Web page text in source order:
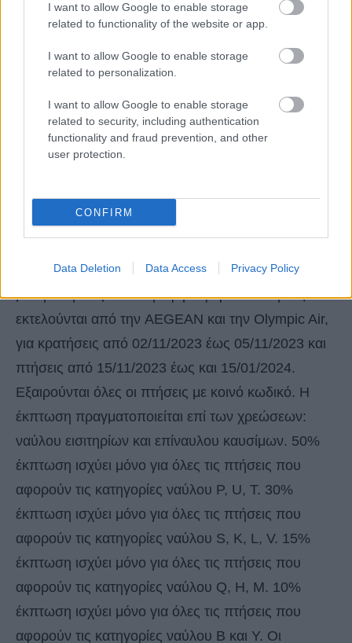
I want to allow Google to enable storage
related to functionality of the website or app.
I want to allow Google to enable storage
related to personalization.
I want to allow Google to enable storage
related to security, including authentication
functionality and fraud prevention, and other
user protection.
CONFIRM
Data Deletion Data Access Privacy Policy
Θα βρείτε περισσότερες πληροφορίες σχετικά με
την προσφορά ή για να κάνετε την κράτησή
εδώ .
Η προσφορά αφορά σε όλες τις απευθείας και με
από όλους τους προορισμούς εξωτερικού με απλή
μετάβαση και με επιστροφή. Αφορά σε πτήσεις που
εκτελούνται από την AEGEAN και την Olympic Air,
για κρατήσεις από 02/11/2023 έως 05/11/2023 και
πτήσεις από 15/11/2023 έως και 15/01/2024.
Εξαιρούνται όλες οι πτήσεις με κοινό κωδικό. Η
έκπτωση πραγματοποιείται επί των χρεώσεων:
ναύλου εισιτηρίων και επίναυλου καυσίμων. 50%
έκπτωση ισχύει μόνο για όλες τις πτήσεις που
αφορούν τις κατηγορίες ναύλου P, U, T. 30%
έκπτωση ισχύει μόνο για όλες τις πτήσεις που
αφορούν τις κατηγορίες ναύλου S, K, L, V. 15%
έκπτωση ισχύει μόνο για όλες τις πτήσεις που
αφορούν τις κατηγορίες ναύλου Q, H, M. 10%
έκπτωση ισχύει μόνο για όλες τις πτήσεις που
αφορούν τις κατηγορίες ναύλου Β και Υ. Οι